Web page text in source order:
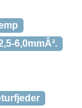
6,0mmÂ².